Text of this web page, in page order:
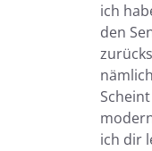
ich
den
ich dir